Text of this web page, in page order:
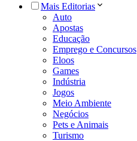
Mais Editorias
Auto
Apostas
Educação
Emprego e Concursos
Eloos
Games
Indústria
Jogos
Meio Ambiente
Negócios
Pets e Animais
Turismo